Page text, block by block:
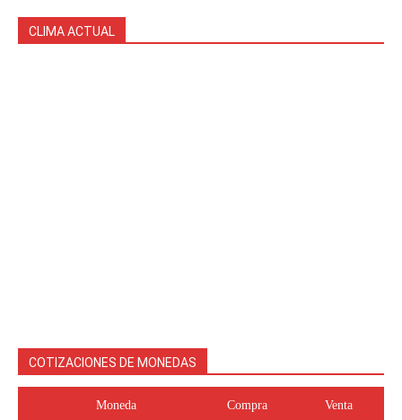
CLIMA ACTUAL
COTIZACIONES DE MONEDAS
Moneda Compra Venta